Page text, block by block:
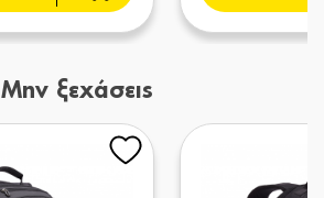
Μην ξεχάσεις